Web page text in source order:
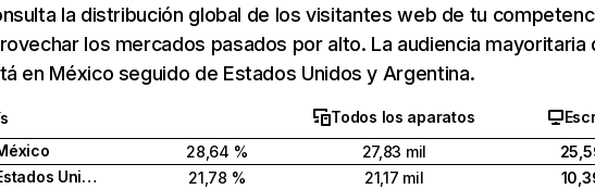
la distribución global de los visitantes web de tu
los mercados pasados por alto. La audiencia mayoritaria
en México seguido de Estados Unidos y Argentina.
Todos los aparatos
28,64 % 27,83 mil
Estados Unidos
21,78 % 21,17 mil